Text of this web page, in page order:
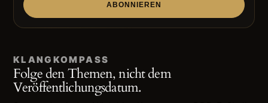
ABONNIEREN
KLANGKOMPASS
Folge den Themen, nicht dem
Veröffentlichungsdatum.